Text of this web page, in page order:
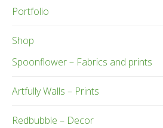
Portfolio
Shop
Spoonflower – Fabrics and prints
Artfully Walls – Prints
Redbubble – Decor